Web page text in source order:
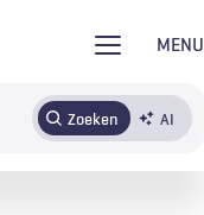
MENU
Zoeken AI
Inloggen